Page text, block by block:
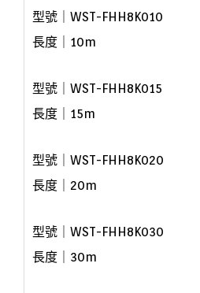
型號｜ WST-FHH8K010
長度｜10m
型號｜ WST-FHH8K015
長度｜15m
型號｜ WST-FHH8K020
長度｜20m
型號｜ WST-FHH8K030
長度｜30m